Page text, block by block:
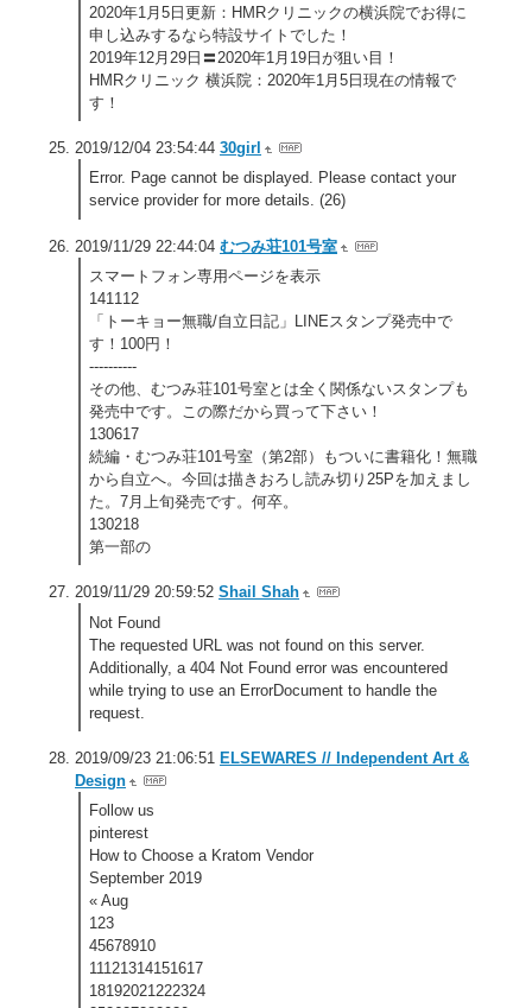
2020年1月5日更新：HMRクリニックの横浜院でお得に
申し込みするなら特設サイトでした！
2019年12月29日〓2020年1月19日が狙い目！
HMRクリニック 横浜院：2020年1月5日現在の情報で
す！
2019/12/04 23:54:44 30girl
Error. Page cannot be displayed. Please contact your
service provider for more details. (26)
2019/11/29 22:44:04 むつみ荘101号室
スマートフォン専用ページを表示
141112
「トーキョー無職/自立日記」LINEスタンプ発売中で
す！100円！
----------
その他、むつみ荘101号室とは全く関係ないスタンプも
発売中です。この際だから買って下さい！
130617
続編・むつみ荘101号室（第2部）もついに書籍化！無職
から自立へ。今回は描きおろし読み切り25Pを加えまし
た。7月上旬発売です。何卒。
130218
第一部の
2019/11/29 20:59:52 Shail Shah
Not Found
The requested URL was not found on this server.
Additionally, a 404 Not Found error was encountered
while trying to use an ErrorDocument to handle the
request.
2019/09/23 21:06:51 ELSEWARES // Independent Art &
Design
Follow us
pinterest
How to Choose a Kratom Vendor
September 2019
« Aug
123
45678910
11121314151617
18192021222324